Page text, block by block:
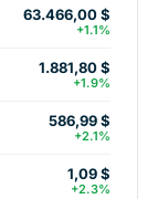
63.466,00 $
+1.1%
1.881,80 $
+1.9%
586,99 $
+2.1%
1,09 $
+2.3%